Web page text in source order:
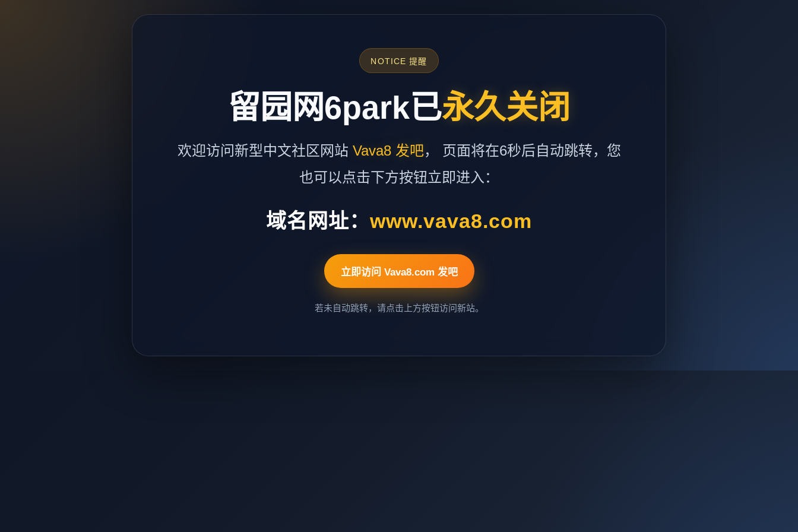
NOTICE 提醒
留园网6park已永久关闭
欢迎访问新型中文社区网站 Vava8 发吧， 页面将在6秒后自动跳转，您
也可以点击下方按钮立即进入：
域名网址： www.vava8.com
立即访问 Vava8.com 发吧
若未自动跳转，请点击上方按钮访问新站。